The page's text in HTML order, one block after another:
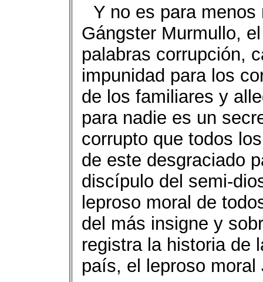
Y no es para
Gángster Murmullo,
palabras corrupción,
impunidad para los
de los familiares y
para nadie es un
corrupto que todos
de este desgraciado
discípulo del semi-
leproso moral de
del más insigne y
registra la historia de
país, el leproso